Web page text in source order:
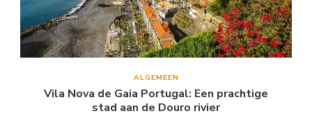
ALGEMEEN
Vila Nova de Gaia Portugal: Een prachtige
stad aan de Douro rivier